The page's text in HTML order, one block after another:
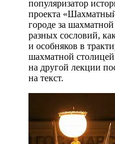
популяризатор
проекта
городе за
разных сословий,
и особняков в
шахматной
на другой лекции
на текст.